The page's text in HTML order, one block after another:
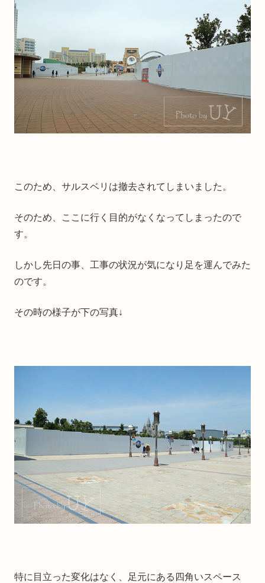
このため、サルスベリは撤去されてしまいました。
そのため、ここに行く目的がなくなってしまったので
す。
しかし先日の事、工事の状況が気になり足を運んでみた
のです。
その時の様子が下の写真↓
特に目立った変化はなく、足元にある四角いスペース